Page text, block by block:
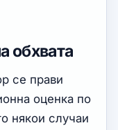
обхвата
се прави
оценка по
някои случаи